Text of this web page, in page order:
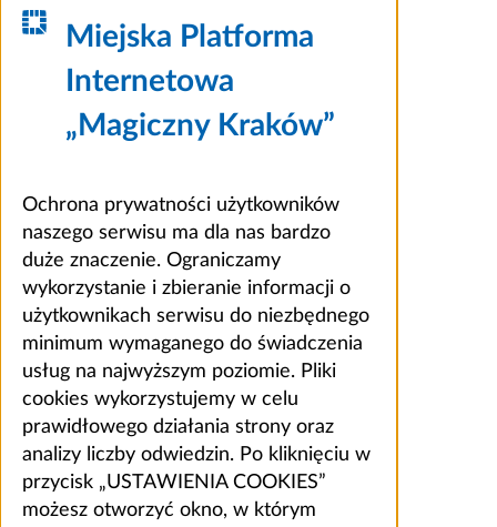
Miejska Platforma
Internetowa
„Magiczny Kraków”
Ochrona prywatności użytkowników
naszego serwisu ma dla nas bardzo
duże znaczenie. Ograniczamy
wykorzystanie i zbieranie informacji o
użytkownikach serwisu do niezbędnego
minimum wymaganego do świadczenia
usług na najwyższym poziomie. Pliki
cookies wykorzystujemy w celu
prawidłowego działania strony oraz
analizy liczby odwiedzin. Po kliknięciu w
przycisk „USTAWIENIA COOKIES”
możesz otworzyć okno, w którym